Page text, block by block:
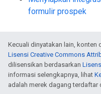
formulir prospek
Kecuali dinyatakan lain, konten
Lisensi Creative Commons
dilisensikan berdasarkan
informasi selengkapnya, lihat
adalah merek dagang terdaftar